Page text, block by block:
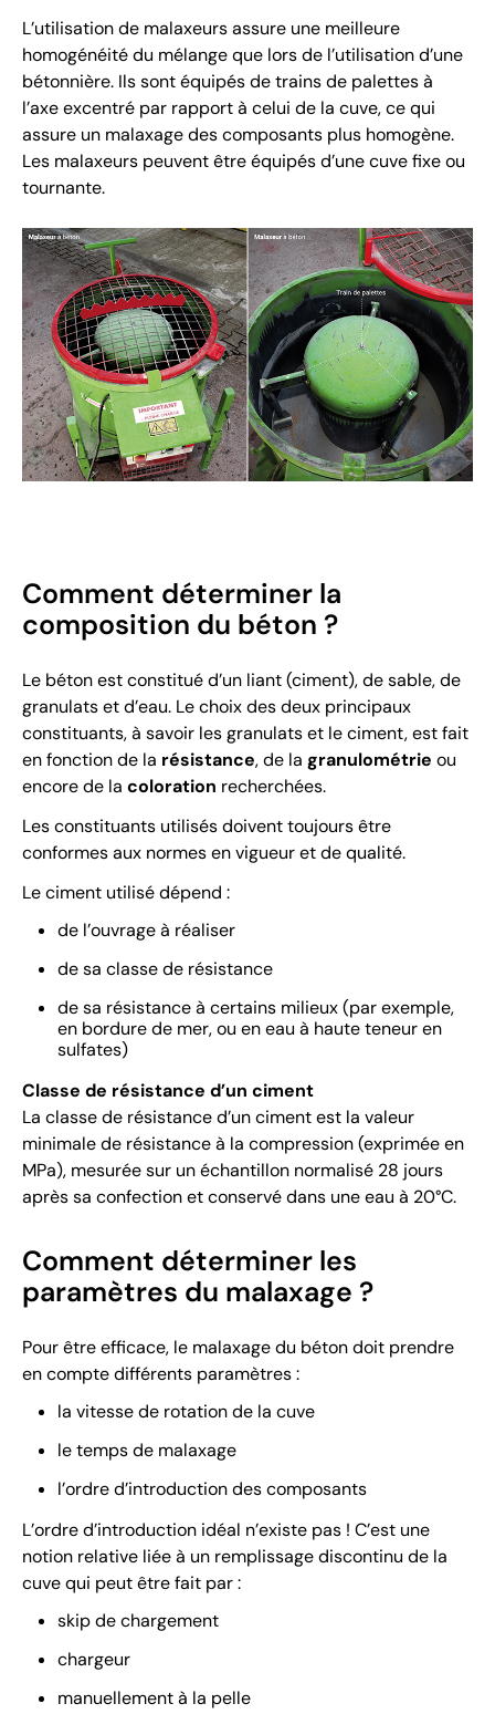
L’utilisation de malaxeurs assure une meilleure
homogénéité du mélange que lors de l’utilisation d’une
bétonnière. Ils sont équipés de trains de palettes à
l’axe excentré par rapport à celui de la cuve, ce qui
assure un malaxage des composants plus homogène.
Les malaxeurs peuvent être équipés d’une cuve fixe ou
tournante.
Comment déterminer la
composition du béton ?
Le béton est constitué d’un liant (ciment), de sable, de
granulats et d’eau. Le choix des deux principaux
constituants, à savoir les granulats et le ciment, est fait
en fonction de la résistance, de la granulométrie ou
encore de la coloration recherchées.
Les constituants utilisés doivent toujours être
conformes aux normes en vigueur et de qualité.
Le ciment utilisé dépend :
de l’ouvrage à réaliser
de sa classe de résistance
de sa résistance à certains milieux (par exemple,
en bordure de mer, ou en eau à haute teneur en
sulfates)
Classe de résistance d’un ciment
La classe de résistance d’un ciment est la valeur
minimale de résistance à la compression (exprimée en
MPa), mesurée sur un échantillon normalisé 28 jours
après sa confection et conservé dans une eau à 20°C.
Comment déterminer les
paramètres du malaxage ?
Pour être efficace, le malaxage du béton doit prendre
en compte différents paramètres :
la vitesse de rotation de la cuve
le temps de malaxage
l’ordre d’introduction des composants
L’ordre d’introduction idéal n’existe pas ! C’est une
notion relative liée à un remplissage discontinu de la
cuve qui peut être fait par :
skip de chargement
chargeur
manuellement à la pelle